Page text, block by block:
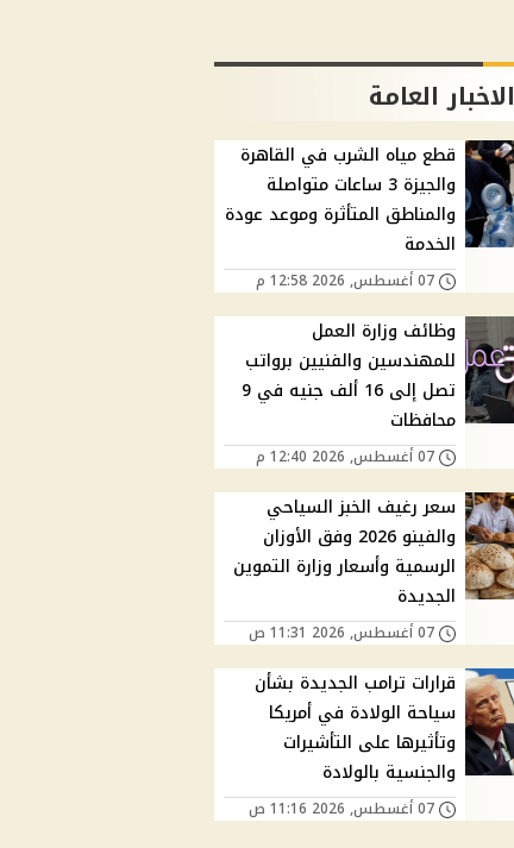
الاخبار العامة
قطع مياه الشرب في القاهرة
والجيزة 3 ساعات متواصلة
والمناطق المتأثرة وموعد عودة
الخدمة
07 أغسطس, 2026 12:58 م
وظائف وزارة العمل
للمهندسين والفنيين برواتب
تصل إلى 16 ألف جنيه في 9
محافظات
07 أغسطس, 2026 12:40 م
سعر رغيف الخبز السياحي
والفينو 2026 وفق الأوزان
الرسمية وأسعار وزارة التموين
الجديدة
07 أغسطس, 2026 11:31 ص
قرارات ترامب الجديدة بشأن
سياحة الولادة في أمريكا
وتأثيرها على التأشيرات
والجنسية بالولادة
07 أغسطس, 2026 11:16 ص